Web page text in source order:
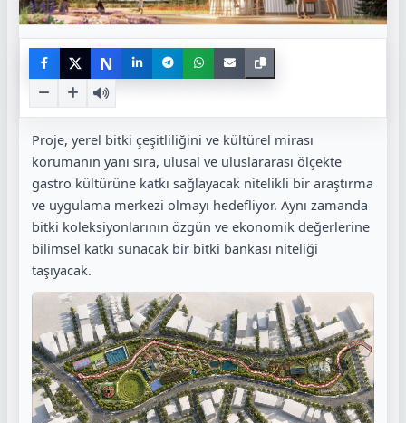
N
Proje, yerel bitki çeşitliliğini ve kültürel mirası
korumanın yanı sıra, ulusal ve uluslararası ölçekte
gastro kültürüne katkı sağlayacak nitelikli bir araştırma
ve uygulama merkezi olmayı hedefliyor. Aynı zamanda
bitki koleksiyonlarının özgün ve ekonomik değerlerine
bilimsel katkı sunacak bir bitki bankası niteliği
taşıyacak.